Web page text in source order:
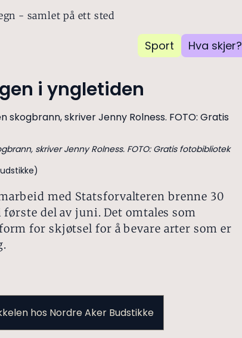
- samlet på ett sted
Sport Hva skjer?
i yngletiden
skriver Jenny Rolness. FOTO: Gratis fotobibliotek
med Statsforvalteren brenne 30
del av juni. Det omtales som
for skjøtsel for å bevare arter som er
hos Nordre Aker Budstikke